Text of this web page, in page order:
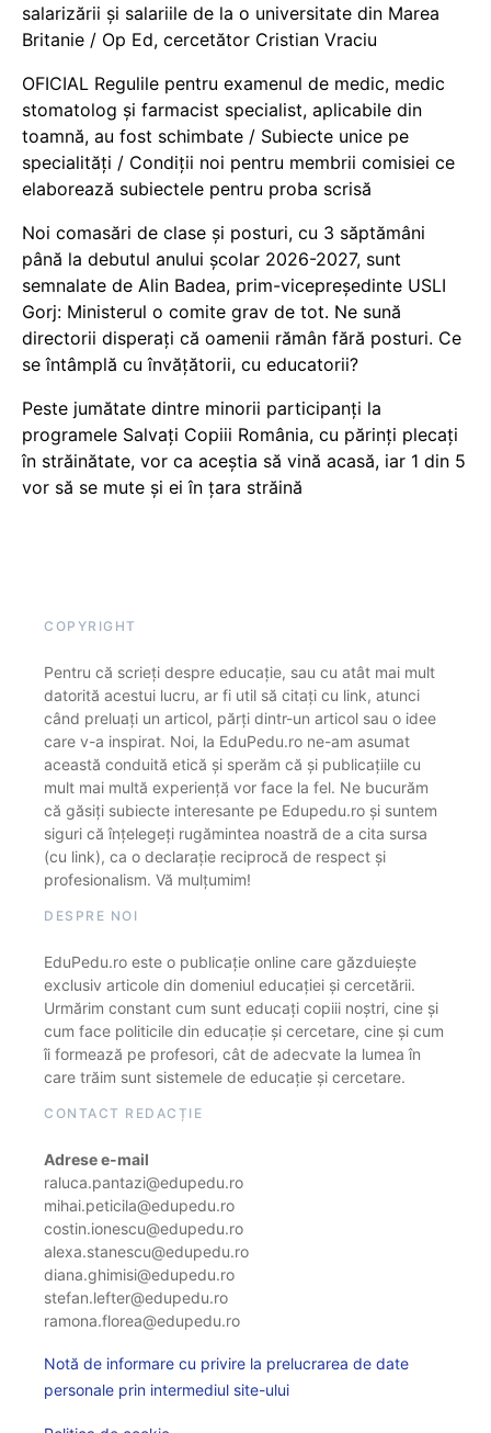
salarizării și salariile de la o universitate din Marea
Britanie / Op Ed, cercetător Cristian Vraciu
OFICIAL Regulile pentru examenul de medic, medic
stomatolog și farmacist specialist, aplicabile din
toamnă, au fost schimbate / Subiecte unice pe
specialități / Condiții noi pentru membrii comisiei ce
elaborează subiectele pentru proba scrisă
Noi comasări de clase și posturi, cu 3 săptămâni
până la debutul anului școlar 2026-2027, sunt
semnalate de Alin Badea, prim-vicepreședinte USLI
Gorj: Ministerul o comite grav de tot. Ne sună
directorii disperați că oamenii rămân fără posturi. Ce
se întâmplă cu învățătorii, cu educatorii?
Peste jumătate dintre minorii participanți la
programele Salvați Copiii România, cu părinți plecați
în străinătate, vor ca aceștia să vină acasă, iar 1 din 5
vor să se mute și ei în țara străină
COPYRIGHT
Pentru că scrieți despre educație, sau cu atât mai mult
datorită acestui lucru, ar fi util să citați cu link, atunci
când preluați un articol, părți dintr-un articol sau o idee
care v-a inspirat. Noi, la EduPedu.ro ne-am asumat
această conduită etică și sperăm că și publicațiile cu
mult mai multă experiență vor face la fel. Ne bucurăm
că găsiți subiecte interesante pe Edupedu.ro și suntem
siguri că înțelegeți rugămintea noastră de a cita sursa
(cu link), ca o declarație reciprocă de respect și
profesionalism. Vă mulțumim!
DESPRE NOI
EduPedu.ro este o publicație online care găzduiește
exclusiv articole din domeniul educației și cercetării.
Urmărim constant cum sunt educați copiii noștri, cine și
cum face politicile din educație și cercetare, cine și cum
îi formează pe profesori, cât de adecvate la lumea în
care trăim sunt sistemele de educație și cercetare.
CONTACT REDACȚIE
Adrese e-mail
raluca.pantazi@edupedu.ro
mihai.peticila@edupedu.ro
costin.ionescu@edupedu.ro
alexa.stanescu@edupedu.ro
diana.ghimisi@edupedu.ro
stefan.lefter@edupedu.ro
ramona.florea@edupedu.ro
Notă de informare cu privire la prelucrarea de date
personale prin intermediul site-ului